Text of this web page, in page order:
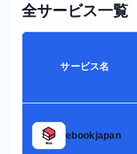
全サービス一覧
サービス名
ebookjapan